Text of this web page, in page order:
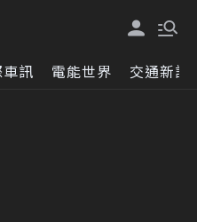
訊 電能世界 交通新訊